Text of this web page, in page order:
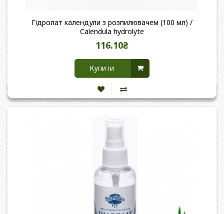
Гідролат календули з розпилювачем (100 мл) /
Calendula hydrolyte
116.10₴
Купити